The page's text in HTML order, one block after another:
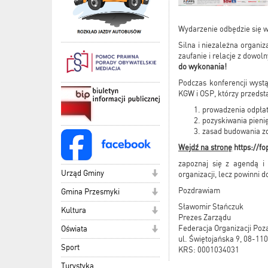
Urząd Gminy
Gmina Przesmyki
Kultura
Oświata
Sport
Turystyka
Wydarzenie odbędzie się
Silna i niezależna
zaufanie i relacje z
do wykonania!
Podczas konferencji
KGW i OSP, którzy
prowadzenia
pozyskiwania
zasad budowania
Wejdź na stronę https://
zapoznaj się z agendą i
organizacji, lecz powinni
Pozdrawiam
Sławomir Stańczuk
Prezes Zarządu
Federacja Organizacji
ul. Świętojańska 9, 08-
KRS: 0001034031